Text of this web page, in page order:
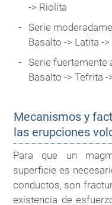
-> Riolita
Serie
Basalto -> Latita -
Serie fuertemente
Basalto -> Tefrita -
Mecanismos y
las erupciones
Para que un
superficie es
conductos, son
existencia de